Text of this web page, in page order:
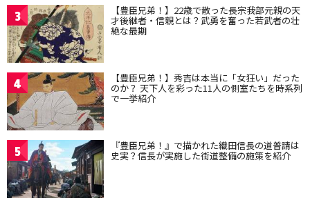
3 【豊臣兄弟！】22歳で散った長宗我部元親の天
才後継者・信親とは？武勇を奮った若武者の壮
絶な最期
4 【豊臣兄弟！】秀吉は本当に「女狂い」だった
のか？ 天下人を彩った11人の側室たちを時系列
で一挙紹介
5 『豊臣兄弟！』で描かれた織田信長の道普請は
史実？信長が実施した街道整備の施策を紹介